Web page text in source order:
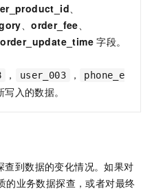
、
、order_fee、
order_update_time 字段。
， user_003 ，
phone_e
写入的数据。
查到数据的变化情况。如果对
业务数据探查，或者对最终